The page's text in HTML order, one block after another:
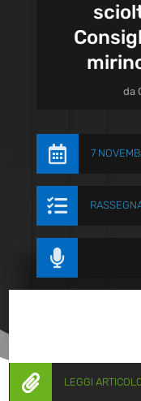
da
 7


 LEGGI